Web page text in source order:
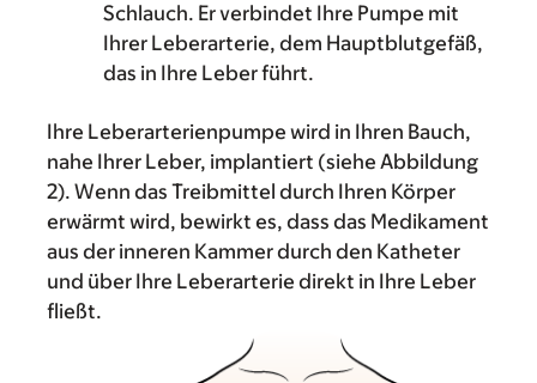
Schlauch. Er verbindet Ihre Pumpe mit
Ihrer Leberarterie, dem Hauptblutgefäß,
das in Ihre Leber führt.
Ihre Leberarterienpumpe wird in Ihren Bauch,
nahe Ihrer Leber, implantiert (siehe Abbildung
2). Wenn das Treibmittel durch Ihren Körper
erwärmt wird, bewirkt es, dass das Medikament
aus der inneren Kammer durch den Katheter
und über Ihre Leberarterie direkt in Ihre Leber
fließt.